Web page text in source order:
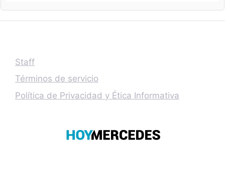
Staff
Términos de servicio
Política de Privacidad y Ética Informativa